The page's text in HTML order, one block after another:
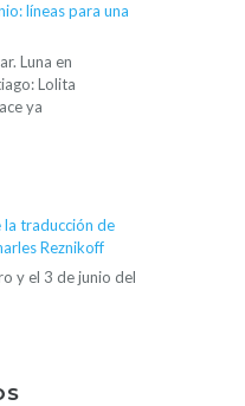
líneas para una
Luna en
Lolita
ya
la traducción de
Reznikoff
y el 3 de junio del